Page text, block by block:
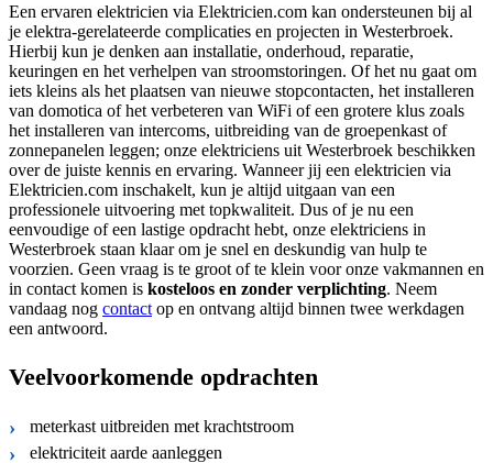
Een ervaren elektricien via Elektricien.com kan ondersteunen bij al
je elektra-gerelateerde complicaties en projecten in Westerbroek.
Hierbij kun je denken aan installatie, onderhoud, reparatie,
keuringen en het verhelpen van stroomstoringen. Of het nu gaat om
iets kleins als het plaatsen van nieuwe stopcontacten, het installeren
van domotica of het verbeteren van WiFi of een grotere klus zoals
het installeren van intercoms, uitbreiding van de groepenkast of
zonnepanelen leggen; onze elektriciens uit Westerbroek beschikken
over de juiste kennis en ervaring. Wanneer jij een elektricien via
Elektricien.com inschakelt, kun je altijd uitgaan van een
professionele uitvoering met topkwaliteit. Dus of je nu een
eenvoudige of een lastige opdracht hebt, onze elektriciens in
Westerbroek staan klaar om je snel en deskundig van hulp te
voorzien. Geen vraag is te groot of te klein voor onze vakmannen en
in contact komen is kosteloos en zonder verplichting. Neem
vandaag nog contact op en ontvang altijd binnen twee werkdagen
een antwoord.
Veelvoorkomende opdrachten
meterkast uitbreiden met krachtstroom
elektriciteit aarde aanleggen